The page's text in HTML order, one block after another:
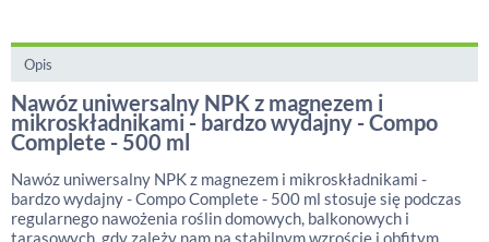
Opis
Nawóz uniwersalny NPK z magnezem i
mikroskładnikami - bardzo wydajny - Compo
Complete - 500 ml
Nawóz uniwersalny NPK z magnezem i mikroskładnikami -
bardzo wydajny - Compo Complete - 500 ml stosuje się podczas
regularnego nawożenia roślin domowych, balkonowych i
tarasowych, gdy zależy nam na stabilnym wzroście i obfitym